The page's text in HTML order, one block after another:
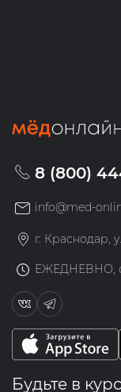
8 (800)
info@med-
г. Краснодар,
ЕЖЕДНЕВНО, с
Будьте в